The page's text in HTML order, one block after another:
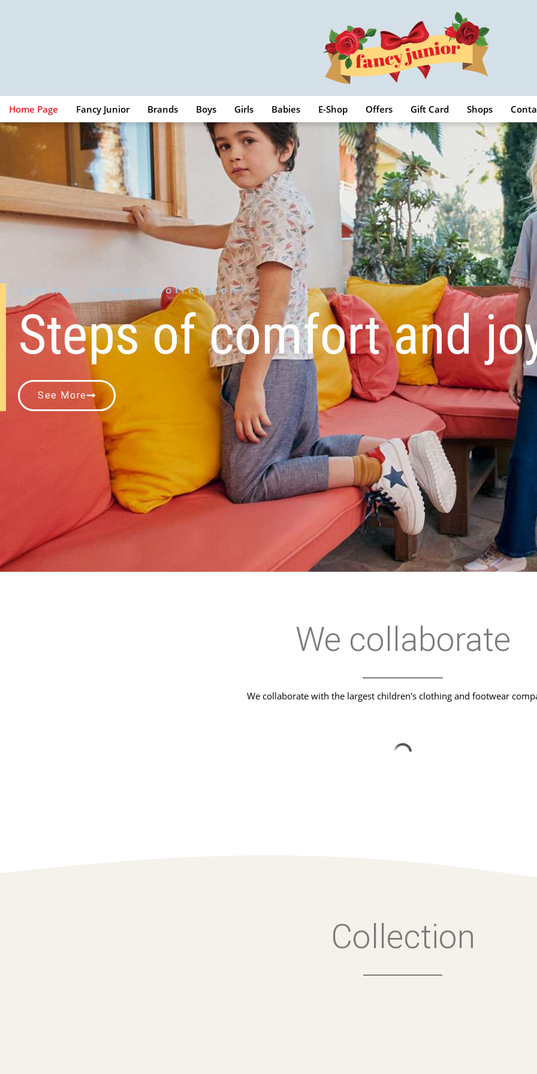
Home Page Fancy Junior Brands Boys Girls Babies E-Shop Offers Gift Card Shops
Spring - Summer collection
Steps of comfort and
See More
We collaborate
We collaborate with the largest children's clothing and footwear
Collection